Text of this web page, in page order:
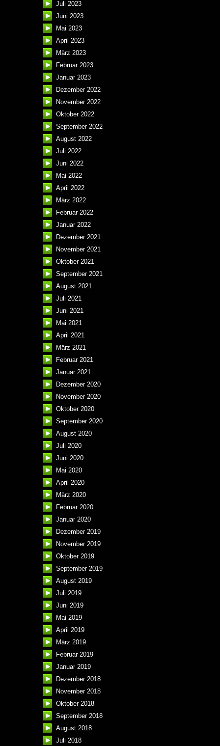
Juli 2023
Juni 2023
Mai 2023
April 2023
März 2023
Februar 2023
Januar 2023
Dezember 2022
November 2022
Oktober 2022
September 2022
August 2022
Juli 2022
Juni 2022
Mai 2022
April 2022
März 2022
Februar 2022
Januar 2022
Dezember 2021
November 2021
Oktober 2021
September 2021
August 2021
Juli 2021
Juni 2021
Mai 2021
April 2021
März 2021
Februar 2021
Januar 2021
Dezember 2020
November 2020
Oktober 2020
September 2020
August 2020
Juli 2020
Juni 2020
Mai 2020
April 2020
März 2020
Februar 2020
Januar 2020
Dezember 2019
November 2019
Oktober 2019
September 2019
August 2019
Juli 2019
Juni 2019
Mai 2019
April 2019
März 2019
Februar 2019
Januar 2019
Dezember 2018
November 2018
Oktober 2018
September 2018
August 2018
Juli 2018